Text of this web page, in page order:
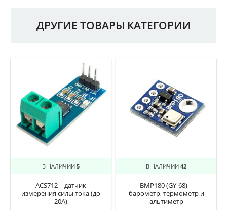
ДРУГИЕ ТОВАРЫ КАТЕГОРИИ
В НАЛИЧИИ 5
ACS712 – датчик
измерения силы тока (до
20А)
В НАЛИЧИИ 42
BMP180 (GY-68) –
барометр, термометр и
альтиметр